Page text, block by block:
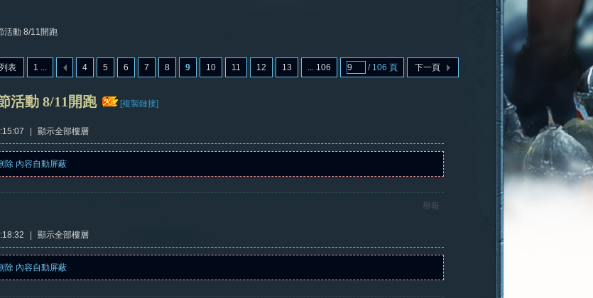
活動 8/11開跑
1 ... 4 5 6 7 8 9 10 11 12 13 ... 106 / 106 頁 下一頁
表
活動 8/11開跑 [複製鏈接]
顯示全部樓層
除 內容自動屏蔽
舉報
顯示全部樓層
除 內容自動屏蔽